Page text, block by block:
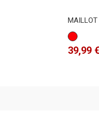
MAILLOT
Rojo
Precio
39,99 €